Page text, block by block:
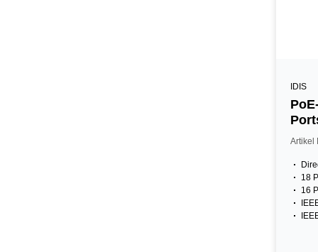
IDIS
Artikel
18
16